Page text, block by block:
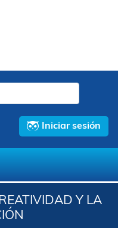
Iniciar sesión
Y LA